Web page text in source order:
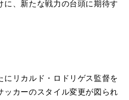
に、新たな戦力の台頭に期待す
リカルド・ロドリゲス監督を
ッカーのスタイル変更が図られ